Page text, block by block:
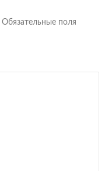
Обязательные поля